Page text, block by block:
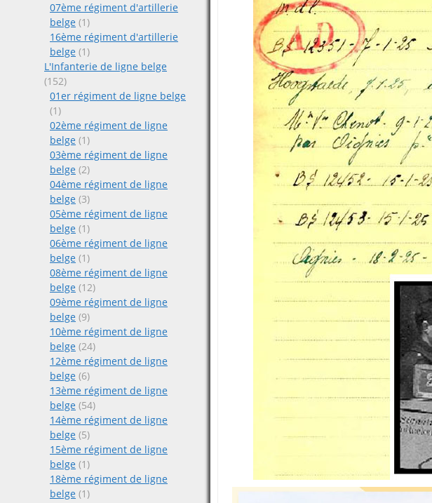
07ème régiment d'artillerie
belge (1)
16ème régiment d'artillerie
belge (1)
L'Infanterie de ligne belge
(152)
01er régiment de ligne belge
(1)
02ème régiment de ligne
belge (1)
03ème régiment de ligne
belge (2)
04ème régiment de ligne
belge (3)
05ème régiment de ligne
belge (1)
06ème régiment de ligne
belge (1)
08ème régiment de ligne
belge (12)
09ème régiment de ligne
belge (9)
10ème régiment de ligne
belge (24)
12ème régiment de ligne
belge (6)
13ème régiment de ligne
belge (54)
14ème régiment de ligne
belge (5)
15ème régiment de ligne
belge (1)
18ème régiment de ligne
belge (1)